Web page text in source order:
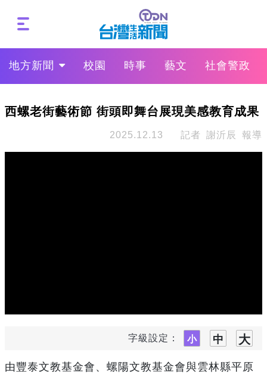
地方新聞 校園 時事 藝文 社會警政
西螺老街藝術節 街頭即舞台展現美感教育成果
2025.12.13 記者 謝沂辰 報導
字級設定：
由豐泰文教基金會、螺陽文教基金會與雲林縣平原